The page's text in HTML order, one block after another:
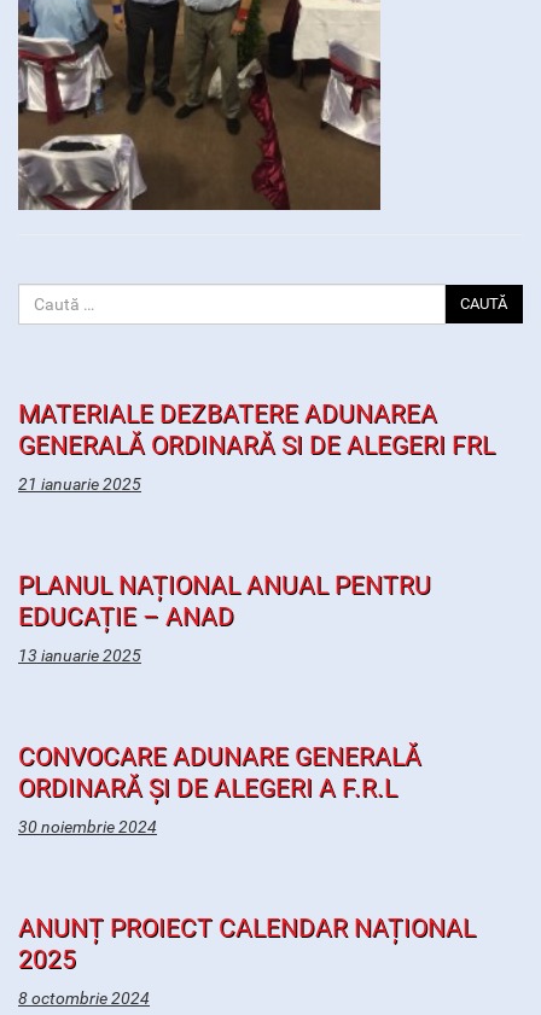
CAUTĂ
MATERIALE DEZBATERE ADUNAREA
GENERALĂ ORDINARĂ SI DE ALEGERI FRL
21 ianuarie 2025
PLANUL NAȚIONAL ANUAL PENTRU
EDUCAȚIE – ANAD
13 ianuarie 2025
CONVOCARE ADUNARE GENERALĂ
ORDINARĂ ȘI DE ALEGERI A F.R.L
30 noiembrie 2024
ANUNȚ PROIECT CALENDAR NAȚIONAL
2025
8 octombrie 2024